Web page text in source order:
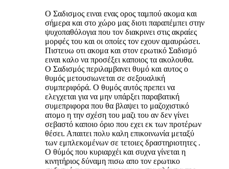
Ο Σαδισμος ειναι ενας ορος ταμπού ακομα και
σήμερα και στο χώρο μας διοτι παραπέμπει στην
ψυχοπαθόλογια που τον διακρινει στις ακραίες
μορφές του και οι οποίες τον εχουν αμαυρώσει.
Πιστευω οτι ακομα και στον ερωτικό Σαδισμό
ειναι καλο να προσέξει καποιος τα ακολουθα.
Ο Σαδισμός περιλαμβανει θυμό και αυτος ο
θυμός μετουσιωνεται σε σεξουαλική
συμπεριφόρά. Ο θυμός αυτός πρεπει να
ελεγχεται για να μην υπάρξει παραβατική
συμεπριφορα που θα βλαψει το μαζοχιστικό
ατομο η την σχέση του μαζι του αν δεν γίνει
σεβαστό καποιο όριο που εχει εκ των προτέρων
θέσει. Απαιτει πολυ καλη επικοινωνία μεταξύ
των εμπλεκομένων σε τετοιες δραστηριοτητες .
Ο θύμός που κυριαρχέι και συχνα γίνεται η
κινητήριος δύναμη πισω απο τον ερωτικο